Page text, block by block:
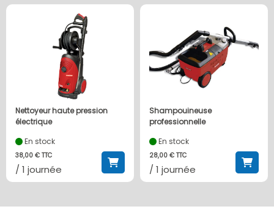
Nettoyeur haute pression
électrique
En stock
38,00 € TTC
/ 1 journée
Shampouineuse
professionnelle
En stock
28,00 € TTC
/ 1 journée